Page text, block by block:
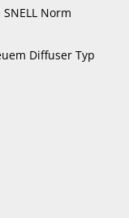
Norm
Diffuser Typ